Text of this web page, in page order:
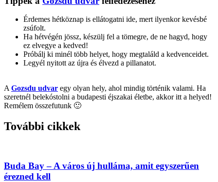
Érdemes hétköznap is ellátogatni ide, mert ilyenkor kevésbé
zsúfolt.
Ha hétvégén jössz, készülj fel a tömegre, de ne hagyd, hogy
ez elvegye a kedved!
Próbálj ki minél több helyet, hogy megtaláld a kedvenceidet.
Legyél nyitott az újra és élvezd a pillanatot.
A Gozsdu udvar egy olyan hely, ahol mindig történik valami. Ha
szeretnél belekóstolni a budapesti éjszakai életbe, akkor itt a helyed!
Remélem összefutunk 🙂
További cikkek
Buda Bay – A város új hulláma, amit egyszerűen
érezned kell